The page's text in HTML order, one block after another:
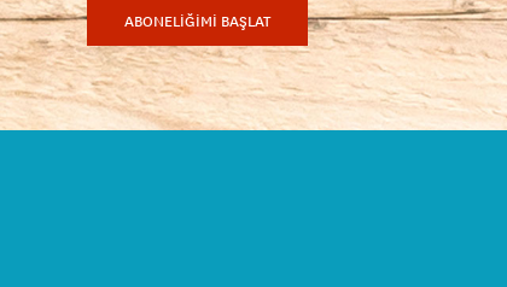
ABONELİĞİMİ BAŞLAT